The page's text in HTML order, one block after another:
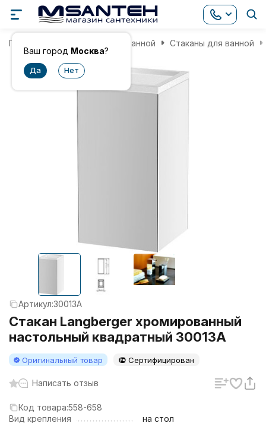
Ваш город Москва?
Главная Аксессуары для ванной Стаканы для ванной
Артикул:30013A
Стакан Langberger хромированный
настольный квадратный 30013A
Оригинальный товар Сертифицирован
Написать отзыв
Код товара:558-658
Вид крепления
на стол